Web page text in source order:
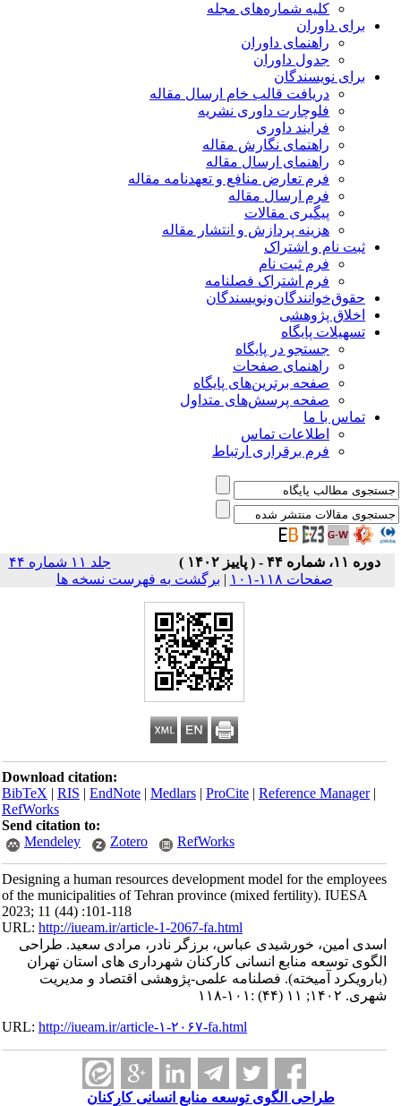
کلیه شماره‌های مجله
برای داوران
راهنمای داوران
جدول داوران
برای نویسندگان
دریافت قالب خام ارسال مقاله
فلوچارت داوری نشریه
فرایند داوری
راهنمای نگارش مقاله
راهنمای ارسال مقاله
فرم تعارض منافع و تعهدنامه مقاله
فرم ارسال مقاله
پیگیری مقالات
هزینه پردازش و انتشار مقاله
ثبت نام و اشتراک
فرم ثبت نام
فرم اشتراک فصلنامه
حقوق‌خوانندگان‌و‌نویسندگان
اخلاق پژوهشی
تسهیلات پایگاه
جستجو در پایگاه
راهنمای صفحات
صفحه برترین‌های پایگاه
صفحه پرسش‌های متداول
تماس با ما
اطلاعات تماس
فرم برقراری ارتباط
دوره ۱۱، شماره ۴۴ - ( پاییز ۱۴۰۲ )
جلد ۱۱ شماره ۴۴
صفحات ۱۱۸-۱۰۱
| برگشت به فهرست نسخه ها
Download citation:
BibTeX|RIS|EndNote|Medlars|ProCite|Reference Manager
RefWorks
Send citation to:
Mendeley
Zotero RefWorks
Designing a human resources development model for the employees
of the municipalities of Tehran province (mixed fertility). IUESA
2023; 11 (44) :101-118
URL:http://iueam.ir/article-1-2067-fa.html
اسدی امین، خورشیدی عباس، برزگر نادر، مرادی سعید. طراحی
الگوی توسعه منابع انسانی کارکنان شهرداری های استان تهران
(بارویکرد آمیخته). فصلنامه علمی-پژوهشی اقتصاد و مدیریت
شهری. ۱۴۰۲; ۱۱ (۴۴) :۱۰۱-۱۱۸
URL:http://iueam.ir/article-۱-۲۰۶۷-fa.html
طراحی الگوی توسعه منابع انسانی کارکنان